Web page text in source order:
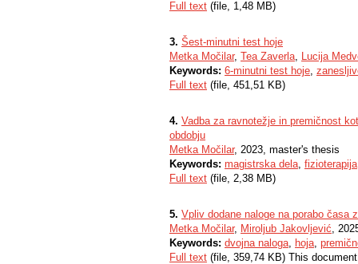
Full text (file, 1,48 MB)
3. Šest-minutni test hoje
Metka Močilar, Tea Zaverla, Lucija
Keywords: 6-minutni test hoje,
Full text (file, 451,51 KB)
4. Vadba za ravnotežje in premičnost
obdobju
Metka Močilar, 2023, master's thesis
Keywords: magistrska dela, fizioterapija
Full text (file, 2,38 MB)
5. Vpliv dodane naloge na porabo časa
Metka Močilar, Miroljub Jakovljević,
Keywords: dvojna naloga, hoja,
Full text (file, 359,74 KB) This